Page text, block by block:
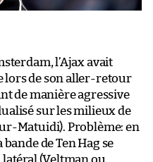
l’Ajax avait
lors de son aller-retour
de manière agressive
sur les milieux de
Matuidi). Problème: en
de Ten Hag se
(Veltman ou